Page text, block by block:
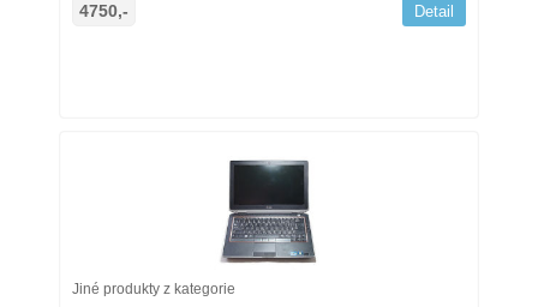
4750,- Detail
Jiné produkty z kategorie